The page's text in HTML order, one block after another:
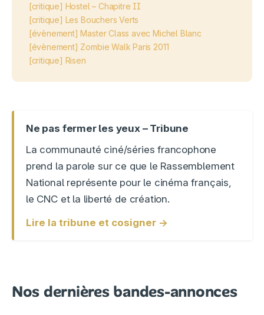
[critique] Hostel – Chapitre II
[critique] Les Bouchers Verts
[évènement] Master Class avec Michel Blanc
[évènement] Zombie Walk Paris 2011
[critique] Risen
Ne pas fermer les yeux – Tribune
La communauté ciné/séries francophone
prend la parole sur ce que le Rassemblement
National représente pour le cinéma français,
le CNC et la liberté de création.
Lire la tribune et cosigner →
Nos dernières bandes-annonces